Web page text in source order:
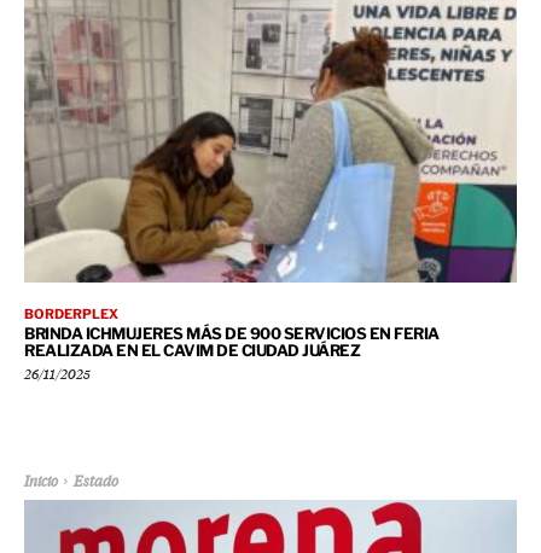
BORDERPLEX
BRINDA ICHMUJERES MÁS DE 900 SERVICIOS EN FERIA
REALIZADA EN EL CAVIM DE CIUDAD JUÁREZ
26/11/2025